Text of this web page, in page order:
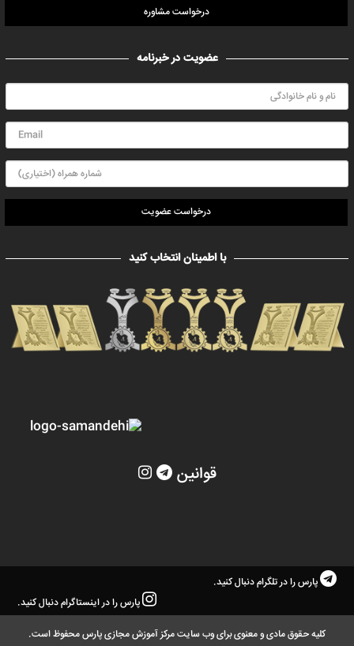
درخواست مشاوره
عضویت در خبرنامه
درخواست عضویت
با اطمینان انتخاب کنید
قوانین
پارس را در تلگرام دنبال کنید.
پارس را در اینستاگرام دنبال کنید.
کلیه حقوق مادی و معنوی برای وب سایت مرکز آموزش مجازی پارس محفوظ است.